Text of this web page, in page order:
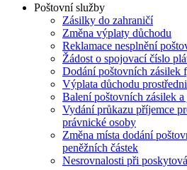
Poštovní služby
Zásilky do zahraničí
Změna výplaty důchodu
Reklamace nesplnění
Žádost o spojovací číslo
Dodání poštovních zásilek
Výplata důchodu
Balení poštovních zásilek
Vydání průkazu příjemce
právnické osoby
Změna místa dodání
peněžních částek
Nesrovnalosti při